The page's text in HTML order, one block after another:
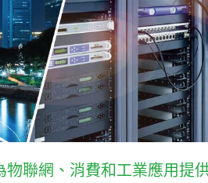
聯網、消費和工業應用提